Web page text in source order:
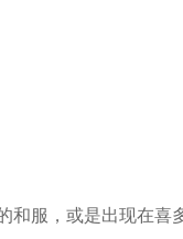
服，或是出现在喜